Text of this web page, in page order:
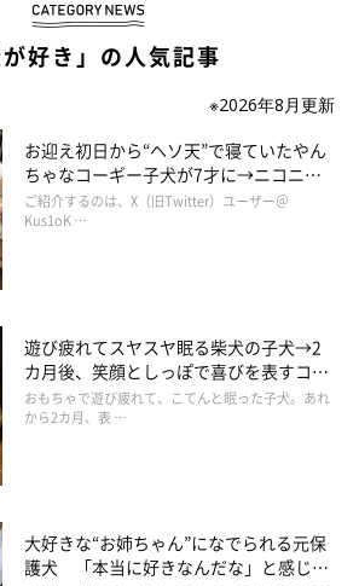
が好き」の人気記事
※2026年8月更新
お迎え初日から“ヘソ天”で寝ていたやん
ちゃなコーギー子犬が7才に→ニコニ
コ“コーギースマイル”が魅力のコに成
長！
ご紹介するのは、X（旧Twitter）ユーザー＠
Kus1oK …
遊び疲れてスヤスヤ眠る柴犬の子犬→2
カ月後、笑顔としっぽで喜びを表すコに
成長！
おもちゃで遊び疲れて、こてんと眠った子犬。あれ
から2カ月、表 …
大好きな“お姉ちゃん”になでられる元保
護犬 「本当に好きなんだな」と感じる